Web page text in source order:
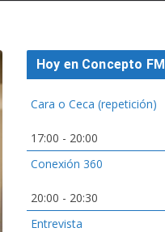
Hoy en Concepto FM
Cara o Ceca (repetición)
17:00 - 20:00
Conexión 360
20:00 - 20:30
Entrevista